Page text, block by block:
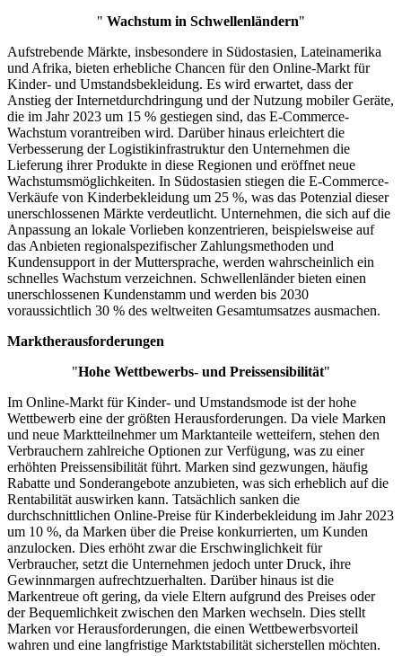
" Wachstum in Schwellenländern"
Aufstrebende Märkte, insbesondere in Südostasien, Lateinamerika
und Afrika, bieten erhebliche Chancen für den Online-Markt für
Kinder- und Umstandsbekleidung. Es wird erwartet, dass der
Anstieg der Internetdurchdringung und der Nutzung mobiler Geräte,
die im Jahr 2023 um 15 % gestiegen sind, das E-Commerce-
Wachstum vorantreiben wird. Darüber hinaus erleichtert die
Verbesserung der Logistikinfrastruktur den Unternehmen die
Lieferung ihrer Produkte in diese Regionen und eröffnet neue
Wachstumsmöglichkeiten. In Südostasien stiegen die E-Commerce-
Verkäufe von Kinderbekleidung um 25 %, was das Potenzial dieser
unerschlossenen Märkte verdeutlicht. Unternehmen, die sich auf die
Anpassung an lokale Vorlieben konzentrieren, beispielsweise auf
das Anbieten regionalspezifischer Zahlungsmethoden und
Kundensupport in der Muttersprache, werden wahrscheinlich ein
schnelles Wachstum verzeichnen. Schwellenländer bieten einen
unerschlossenen Kundenstamm und werden bis 2030
voraussichtlich 30 % des weltweiten Gesamtumsatzes ausmachen.
Marktherausforderungen
"Hohe Wettbewerbs- und Preissensibilität"
Im Online-Markt für Kinder- und Umstandsmode ist der hohe
Wettbewerb eine der größten Herausforderungen. Da viele Marken
und neue Marktteilnehmer um Marktanteile wetteifern, stehen den
Verbrauchern zahlreiche Optionen zur Verfügung, was zu einer
erhöhten Preissensibilität führt. Marken sind gezwungen, häufig
Rabatte und Sonderangebote anzubieten, was sich erheblich auf die
Rentabilität auswirken kann. Tatsächlich sanken die
durchschnittlichen Online-Preise für Kinderbekleidung im Jahr 2023
um 10 %, da Marken über die Preise konkurrierten, um Kunden
anzulocken. Dies erhöht zwar die Erschwinglichkeit für
Verbraucher, setzt die Unternehmen jedoch unter Druck, ihre
Gewinnmargen aufrechtzuerhalten. Darüber hinaus ist die
Markentreue oft gering, da viele Eltern aufgrund des Preises oder
der Bequemlichkeit zwischen den Marken wechseln. Dies stellt
Marken vor Herausforderungen, die einen Wettbewerbsvorteil
wahren und eine langfristige Marktstabilität sicherstellen möchten.